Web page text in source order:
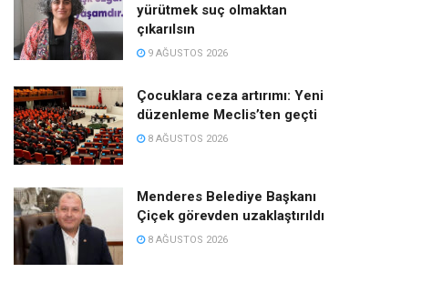
yürütmek suç olmaktan
çıkarılsın
9 AĞUSTOS 2026
Çocuklara ceza artırımı: Yeni
düzenleme Meclis’ten geçti
8 AĞUSTOS 2026
Menderes Belediye Başkanı
Çiçek görevden uzaklaştırıldı
8 AĞUSTOS 2026